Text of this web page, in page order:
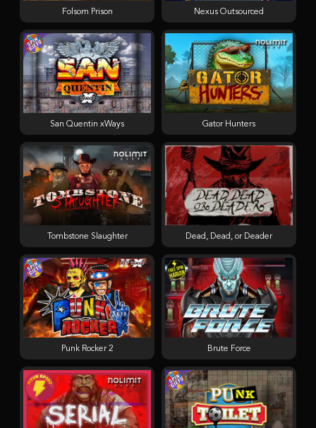
Dead, Dead, or Deader
Brute Force
Tombstone Slaughter
Punk Rocker 2
Nexus Outsourced
Gator Hunters
Folsom Prison
San Quentin xWays